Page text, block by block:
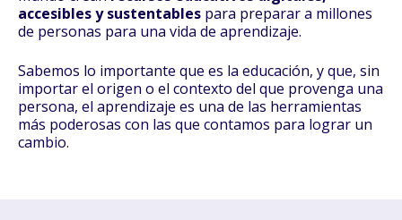
accesibles y sustentables para preparar a millones
de personas para una vida de aprendizaje.
Sabemos lo importante que es la educación, y que, sin
importar el origen o el contexto del que provenga una
persona, el aprendizaje es una de las herramientas
más poderosas con las que contamos para lograr un
cambio.